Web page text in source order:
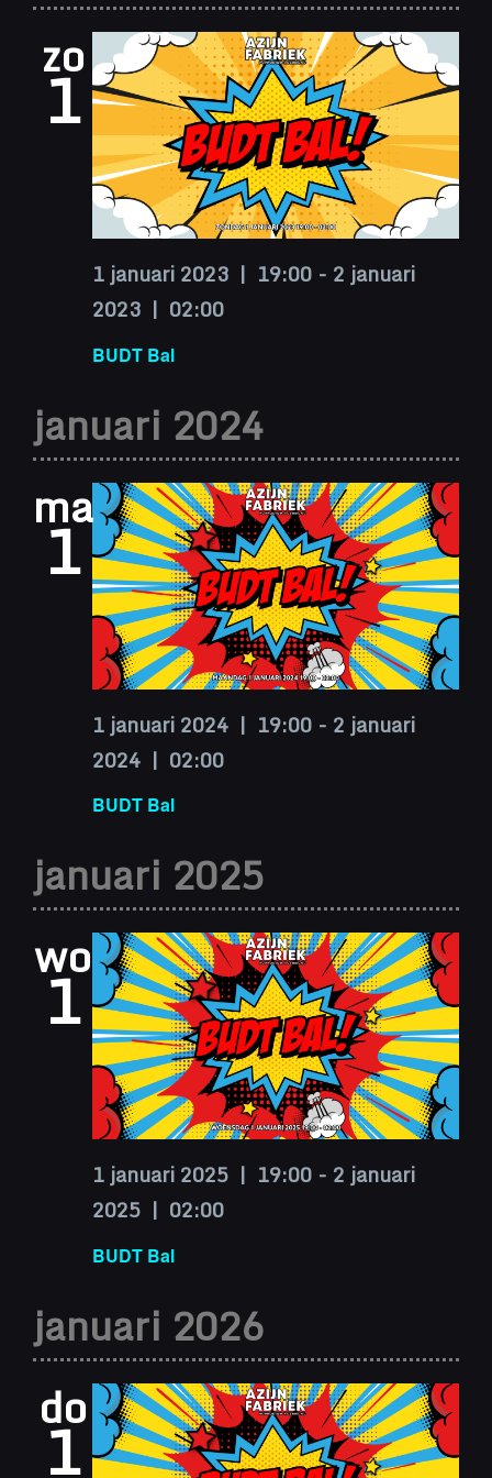
zo
1
BUDT Bal
1 januari 2023 | 19:00 - 2 januari
2023 | 02:00
januari 2024
ma
1
BUDT Bal
1 januari 2024 | 19:00 - 2 januari
2024 | 02:00
januari 2025
wo
1
BUDT Bal
1 januari 2025 | 19:00 - 2 januari
2025 | 02:00
januari 2026
do
1